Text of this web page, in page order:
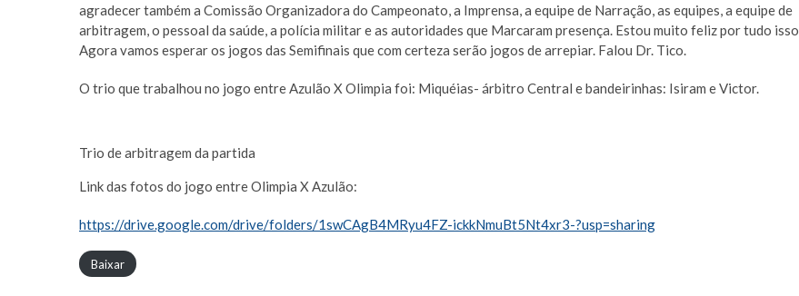
agradecer também a Comissão Organizadora do Campeonato, a Imprensa, a equipe de Narração, as equipes, a equipe de
arbitragem, o pessoal da saúde, a polícia militar e as autoridades que Marcaram presença. Estou muito feliz por tudo isso.
Agora vamos esperar os jogos das Semifinais que com certeza serão jogos de arrepiar. Falou Dr. Tico.
O trio que trabalhou no jogo entre Azulão X Olimpia foi: Miquéias- árbitro Central e bandeirinhas: Isiram e Victor.
Trio de arbitragem da partida
Link das fotos do jogo entre Olimpia X Azulão:
https://drive.google.com/drive/folders/1swCAgB4MRyu4FZ-ickkNmuBt5Nt4xr3-?usp=sharing
Baixar